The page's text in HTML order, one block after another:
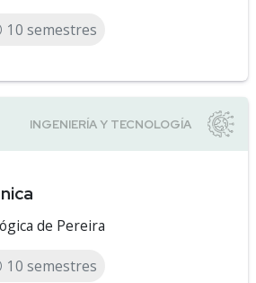
10 semestres
de Pereira
10 semestres